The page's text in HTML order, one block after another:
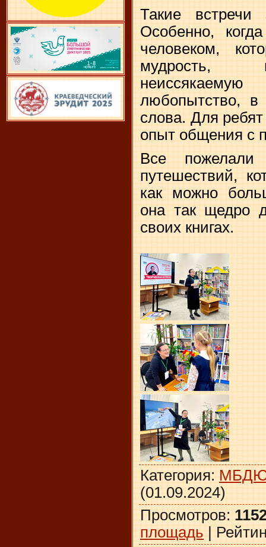
Такие встречи
Особенно,
человеком,
мудрость,
любопытство,
слова. Для
опыт общения с
Все
путешествий,
как можно
она так щедро
своих книгах.
Категория:
(01.09.2024)
Просмотров:
площадь |